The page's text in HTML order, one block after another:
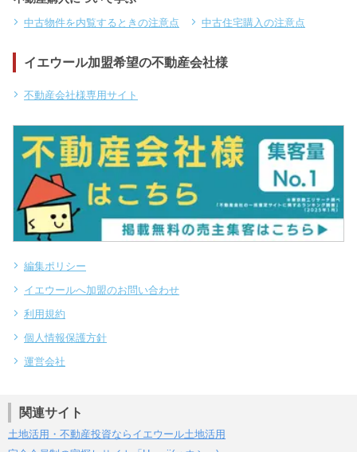
中古物件を内覧するときの注意点 中古住宅購入の注意点
イエウール加盟希望の不動産会社様
不動産会社様専用サイト
編集ポリシー
イエウールへ加盟のお問い合わせ
利用規約
個人情報保護方針
運営会社
関連サイト
土地活用・不動産投資ならイエウール土地活用